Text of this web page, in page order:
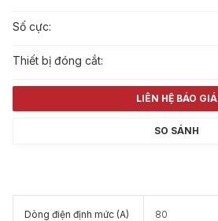
Số cực:
Thiết bị đóng cắt:
LIÊN HỆ BÁO GIÁ
SO SÁNH
Dòng điện định mức (A) 80